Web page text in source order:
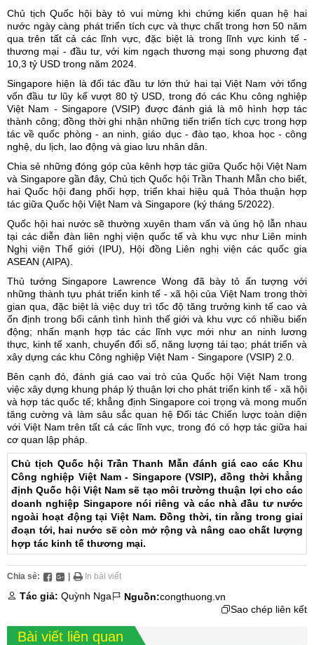
Chủ tịch Quốc hội bày tỏ vui mừng khi chứng kiến quan hệ hai
nước ngày càng phát triển tích cực và thực chất trong hơn 50 năm
qua trên tất cả các lĩnh vực, đặc biệt là trong lĩnh vực kinh tế -
thương mại - đầu tư, với kim ngạch thương mại song phương đạt
10,3 tỷ USD trong năm 2024.
Singapore hiện là đối tác đầu tư lớn thứ hai tại Việt Nam với tổng
vốn đầu tư lũy kế vượt 80 tỷ USD, trong đó các Khu công nghiệp
Việt Nam - Singapore (VSIP) được đánh giá là mô hình hợp tác
thành công; đồng thời ghi nhận những tiến triển tích cực trong hợp
tác về quốc phòng - an ninh, giáo dục - đào tạo, khoa học - công
nghệ, du lịch, lao động và giao lưu nhân dân.
Chia sẻ những đóng góp của kênh hợp tác giữa Quốc hội Việt Nam
và Singapore gần đây, Chủ tịch Quốc hội Trần Thanh Mẫn cho biết,
hai Quốc hội đang phối hợp, triển khai hiệu quả Thỏa thuận hợp
tác giữa Quốc hội Việt Nam và Singapore (ký tháng 5/2022).
Quốc hội hai nước sẽ thường xuyên tham vấn và ủng hộ lẫn nhau
tại các diễn đàn liên nghị viện quốc tế và khu vực như Liên minh
Nghị viện Thế giới (IPU), Hội đồng Liên nghị viện các quốc gia
ASEAN (AIPA).
Thủ tướng Singapore Lawrence Wong đã bày tỏ ấn tượng với
những thành tựu phát triển kinh tế - xã hội của Việt Nam trong thời
gian qua, đặc biệt là việc duy trì tốc độ tăng trưởng kinh tế cao và
ổn định trong bối cảnh tình hình thế giới và khu vực có nhiều biến
động; nhấn mạnh hợp tác các lĩnh vực mới như an ninh lương
thực, kinh tế xanh, chuyển đổi số, năng lượng tái tạo; phát triển và
xây dựng các khu Công nghiệp Việt Nam - Singapore (VSIP) 2.0.
Bên cạnh đó, đánh giá cao vai trò củaQuốc hội Việt Nam trong
việc xây dựng khung pháp lý thuận lợi cho phát triển kinh tế - xã hội
và hợp tác quốc tế; khẳng định Singapore coi trọng và mong muốn
tăng cường và làm sâu sắc quan hệ Đối tác Chiến lược toàn diện
với Việt Nam trên tất cả các lĩnh vực, trong đó có hợp tác giữa hai
cơ quan lập pháp.
Chủ tịch Quốc hội Trần Thanh Mẫn đánh giá cao các Khu
Công nghiệp Việt Nam - Singapore (VSIP), đồng thời khẳng
định Quốc hội Việt Nam sẽ tạo môi trường thuận lợi cho các
doanh nghiệp Singapore nói riêng và các nhà đầu tư nước
ngoài hoạt động tại Việt Nam. Đồng thời, tin rằng trong giai
đoạn tới, hai nước sẽ còn mở rộng và nâng cao chất lượng
hợp tác kinh tế thương mại.
Chia sẻ: | In bài viết
Tác giả: Quỳnh Nga Nguồn:congthuong.vn
Sao chép liên kết
Bài viết liên quan